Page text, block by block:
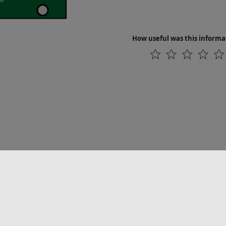
How useful was this